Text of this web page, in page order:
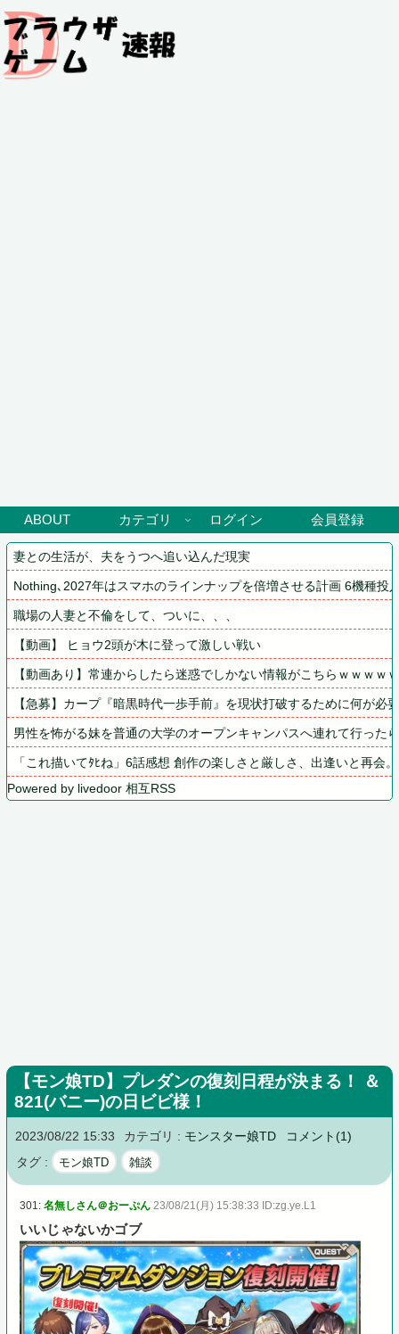
ABOUT カテゴリ ログイン 会員登録
妻との生活が、夫をうつへ追い込んだ現実
Nothing､2027年はスマホのラインナップを倍増させる計画 6機種投
職場の人妻と不倫をして、ついに、、、
【動画】 ヒョウ2頭が木に登って激しい戦い
【動画あり】常連からしたら迷惑でしかない情報がこちらｗｗｗｗｗ
【急募】カープ『暗黒時代一歩手前』を現状打破するために何が必
男性を怖がる妹を普通の大学のオープンキャンパスへ連れて行った
「これ描いてﾀﾋね」6話感想 創作の楽しさと厳しさ、出逢いと再会
Powered by livedoor 相互RSS
【モン娘TD】プレダンの復刻日程が決まる！ ＆
821(バニー)の日ビビ様！
2023/08/22 15:33 カテゴリ : モンスター娘TD
コメント(1)
タグ :
モン娘TD 雑談
301:名無しさん＠おーぷん 23/08/21(月) 15:38:33 ID:zg.ye.L1
いいじゃないかゴブ